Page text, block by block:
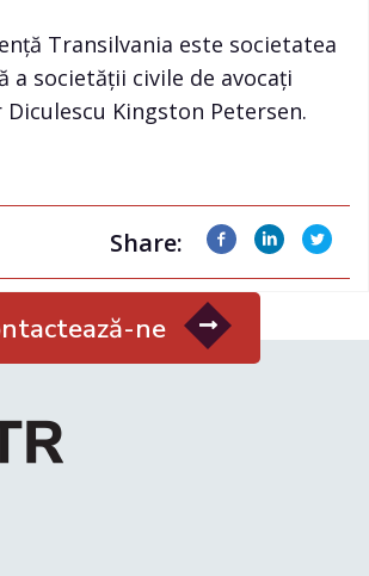
Transilvania este societatea
a societății civile de avocați
Kingston Petersen.
Share:
ne